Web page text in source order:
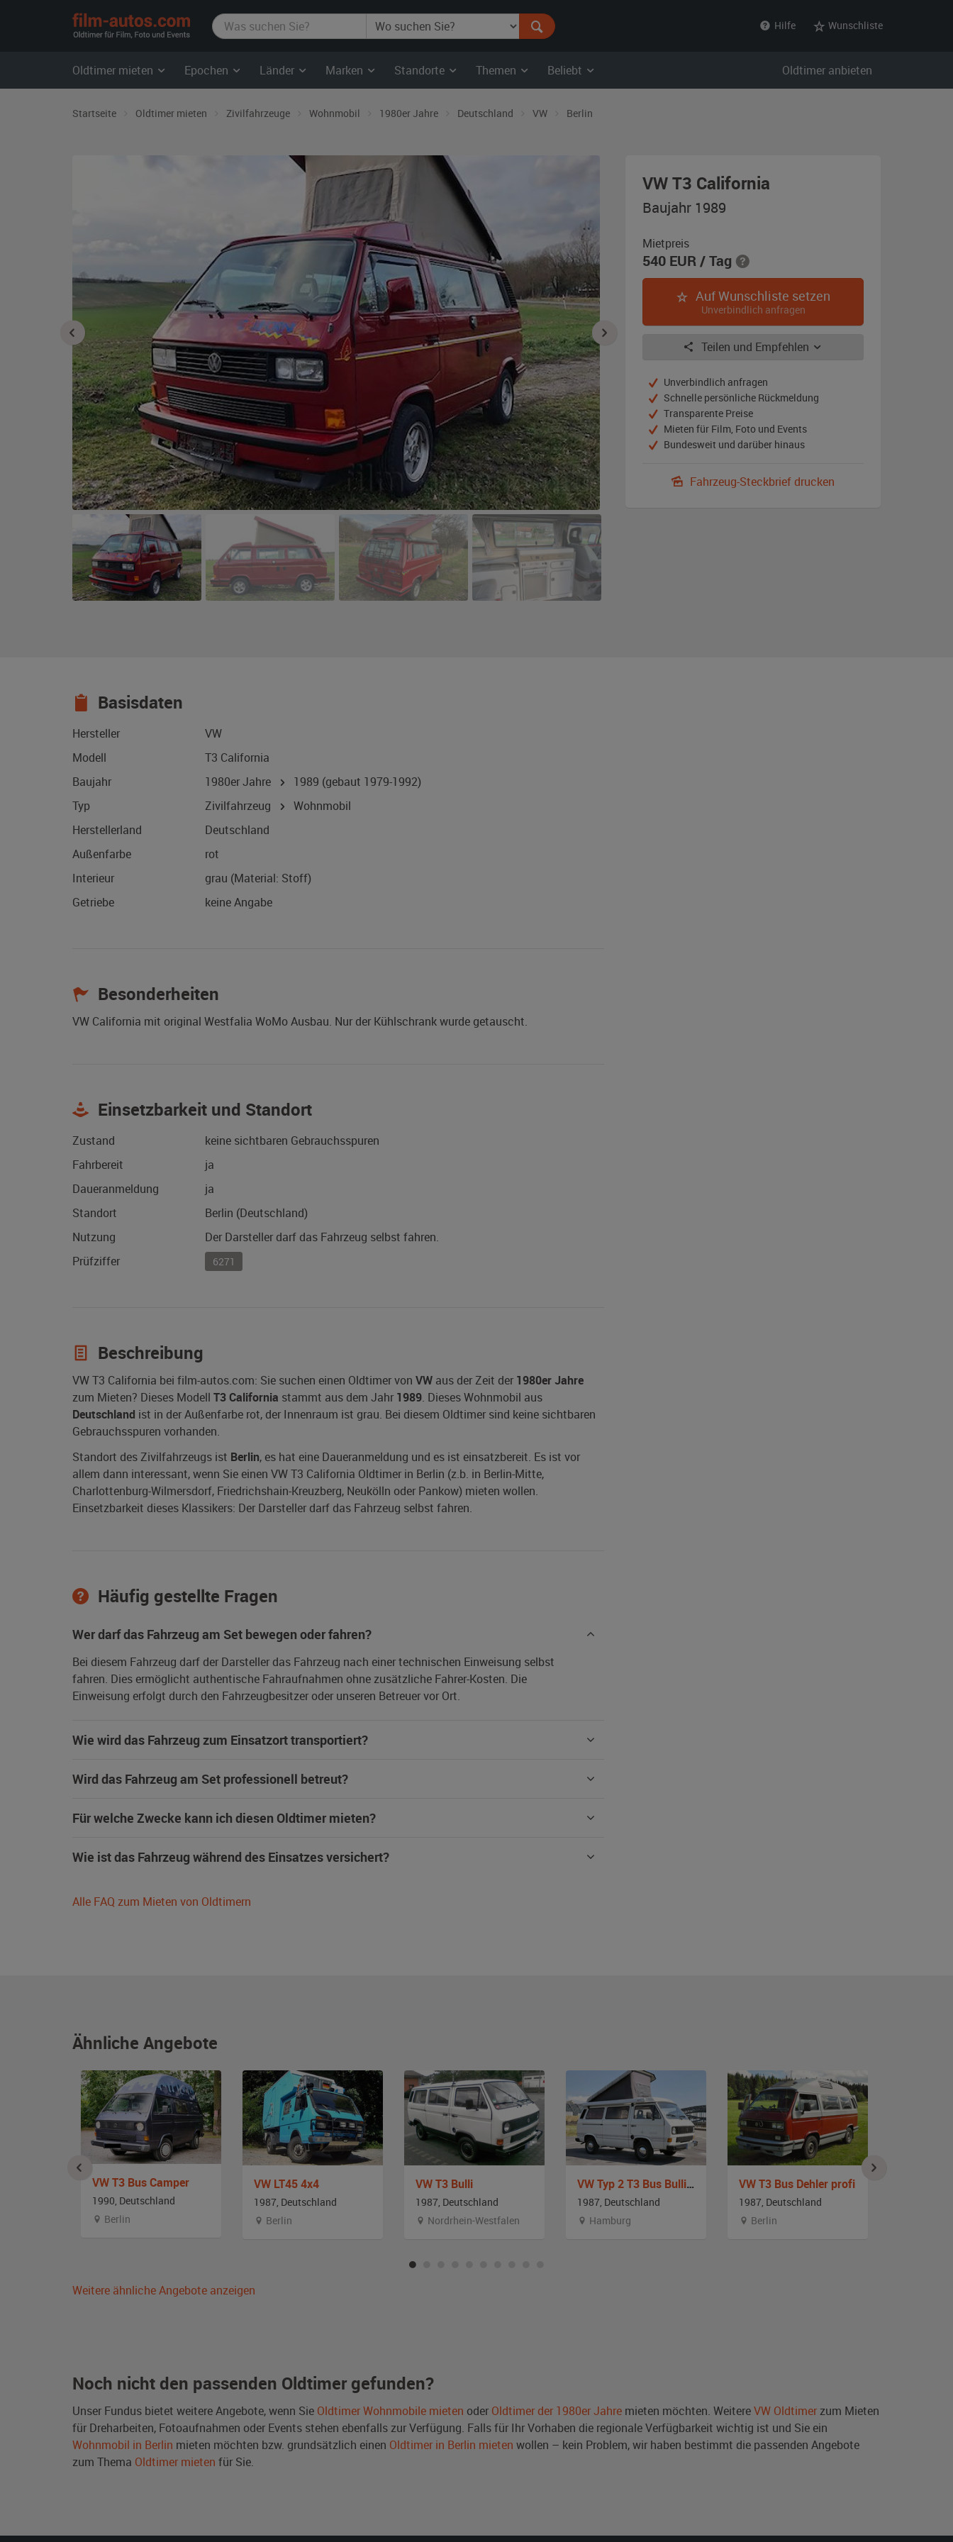
film-
autos.com
Hilfe Wunschliste
Oldtimer mieten Epochen Länder Marken Standorte Themen Beliebt Oldtimer anbieten
Startseite Oldtimer mieten Zivilfahrzeuge Wohnmobil 1980er Jahre Deutschland VW Berlin
VW T3 California
Baujahr 1989
Mietpreis
540 EUR/ Tag
Auf Wunschliste setzen
Unverbindlich anfragen
Teilen und Empfehlen
Unverbindlich anfragen
Schnelle persönliche Rückmeldung
Transparente Preise
Mieten für Film, Foto und Events
Bundesweit und darüber hinaus
Fahrzeug-Steckbrief drucken
Basisdaten
Hersteller
VW
Modell
T3 California
Baujahr
1980er Jahre 1989 (gebaut 1979-1992)
Typ
Zivilfahrzeug
Wohnmobil
Herstellerland
Deutschland
Außenfarbe
rot
Interieur
grau (Material: Stoff)
Getriebe
keine Angabe
Besonderheiten
VW California mit original Westfalia WoMo Ausbau. Nur der Kühlschrank wurde getauscht.
Einsetzbarkeit und Standort
Zustand
keine sichtbaren Gebrauchsspuren
Fahrbereit
ja
Daueranmeldung
ja
Standort
Berlin (Deutschland)
Nutzung
Der Darsteller darf das Fahrzeug selbst fahren.
Prüfziffer
6271
Beschreibung
VW T3 California bei film-autos.com: Sie suchen einen Oldtimer von VW aus der Zeit der 1980er Jahre
zum Mieten? Dieses Modell T3 California stammt aus dem Jahr 1989. Dieses Wohnmobil aus
Deutschland ist in der Außenfarbe rot, der Innenraum ist grau. Bei diesem Oldtimer sind keine sichtbaren
Gebrauchsspuren vorhanden.
Standort des Zivilfahrzeugs ist Berlin, es hat eine Daueranmeldung und es ist einsatzbereit. Es ist vor
allem dann interessant, wenn Sie einen VW T3 California Oldtimer in Berlin (z.b. in Berlin-Mitte,
Charlottenburg-Wilmersdorf, Friedrichshain-Kreuzberg, Neukölln oder Pankow) mieten wollen.
Einsetzbarkeit dieses Klassikers: Der Darsteller darf das Fahrzeug selbst fahren.
Häufig gestellte Fragen
Wer darf das Fahrzeug am Set bewegen oder fahren?
Bei diesem Fahrzeug darf der Darsteller das Fahrzeug nach einer technischen Einweisung selbst
fahren. Dies ermöglicht authentische Fahraufnahmen ohne zusätzliche Fahrer-Kosten. Die
Einweisung erfolgt durch den Fahrzeugbesitzer oder unseren Betreuer vor Ort.
Wie wird das Fahrzeug zum Einsatzort transportiert?
Wird das Fahrzeug am Set professionell betreut?
Für welche Zwecke kann ich diesen Oldtimer mieten?
Wie ist das Fahrzeug während des Einsatzes versichert?
Alle FAQ zum Mieten von Oldtimern
Ähnliche Angebote
VW T3 Bus Camper
1990, Deutschland
Berlin
VW LT45 4x4
1987, Deutschland
Berlin
VW T3 Bulli
1987, Deutschland
Nordrhein-Westfalen
VW Typ 2 T3 Bus Bulli Westfalia Joker
1987, Deutschland
Hamburg
VW T3 Bus Dehler profi
1987, Deutschland
Berlin
Weitere ähnliche Angebote anzeigen
Noch nicht den passenden Oldtimer gefunden?
Unser Fundus bietet weitere Angebote, wenn Sie Oldtimer Wohnmobile mieten oder Oldtimer der 1980er Jahre mieten möchten. WeitereVW Oldtimer zum Mieten
für Dreharbeiten, Fotoaufnahmen oder Events stehen ebenfalls zur Verfügung. Falls für Ihr Vorhaben die regionale Verfügbarkeit wichtig ist und Sie ein
Wohnmobil in Berlin mieten möchten bzw. grundsätzlich einen Oldtimer in Berlin mieten wollen – kein Problem, wir haben bestimmt die passenden Angebote
zum Thema Oldtimer mieten für Sie.